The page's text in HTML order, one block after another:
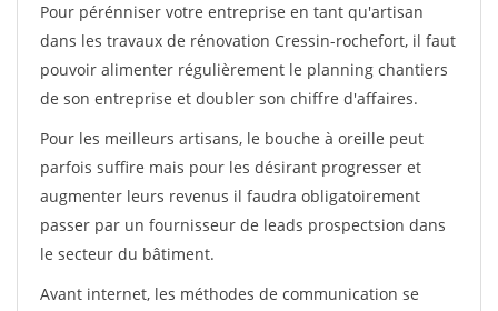
Pour pérénniser votre entreprise en tant qu'artisan
dans les travaux de rénovation Cressin-rochefort, il faut
pouvoir alimenter régulièrement le planning chantiers
de son entreprise et doubler son chiffre d'affaires.
Pour les meilleurs artisans, le bouche à oreille peut
parfois suffire mais pour les désirant progresser et
augmenter leurs revenus il faudra obligatoirement
passer par un fournisseur de leads prospectsion dans
le secteur du bâtiment.
Avant internet, les méthodes de communication se